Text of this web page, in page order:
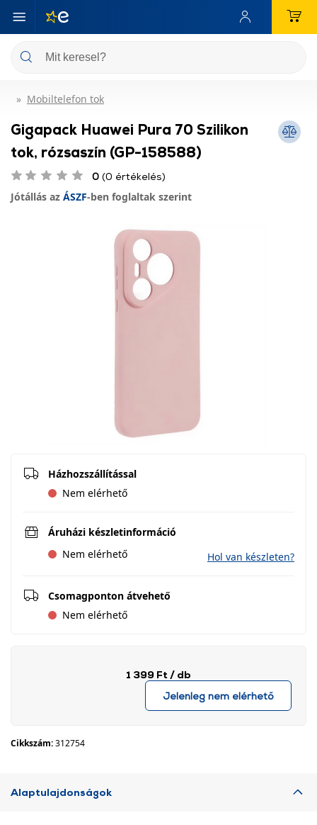
Mobiltelefon tok
Gigapack Huawei Pura 70 Szilikon
tok, rózsaszín (GP-158588)
0 (0 értékelés)
Jótállás az ÁSZF-ben foglaltak szerint
Házhozszállítással
Nem elérhető
Áruházi készletinformáció
Nem elérhető
Hol van készleten?
Csomagponton átvehető
Nem elérhető
1 399 Ft / db
Jelenleg nem elérhető
Cikkszám:312754
Alaptulajdonságok